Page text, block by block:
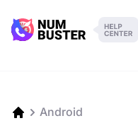
Android